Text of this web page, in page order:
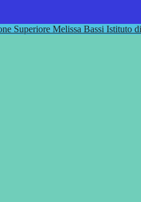
Istituto